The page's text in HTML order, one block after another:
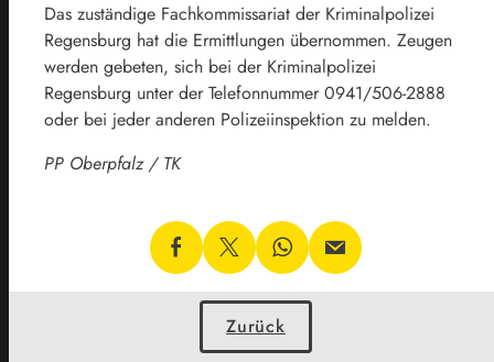
Das zuständige Fachkommissariat der Kriminalpolizei
Regensburg hat die Ermittlungen übernommen. Zeugen
werden gebeten, sich bei der Kriminalpolizei
Regensburg unter der Telefonnummer 0941/506-2888
oder bei jeder anderen Polizeiinspektion zu melden.
PP Oberpfalz / TK
Zurück